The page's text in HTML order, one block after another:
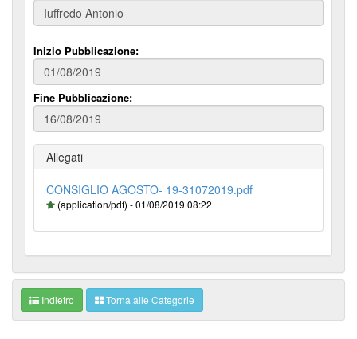
Inizio Pubblicazione:
Fine Pubblicazione:
Allegati
CONSIGLIO AGOSTO- 19-31072019.pdf
(application/pdf) - 01/08/2019 08:22
Indietro Torna alle Categorie